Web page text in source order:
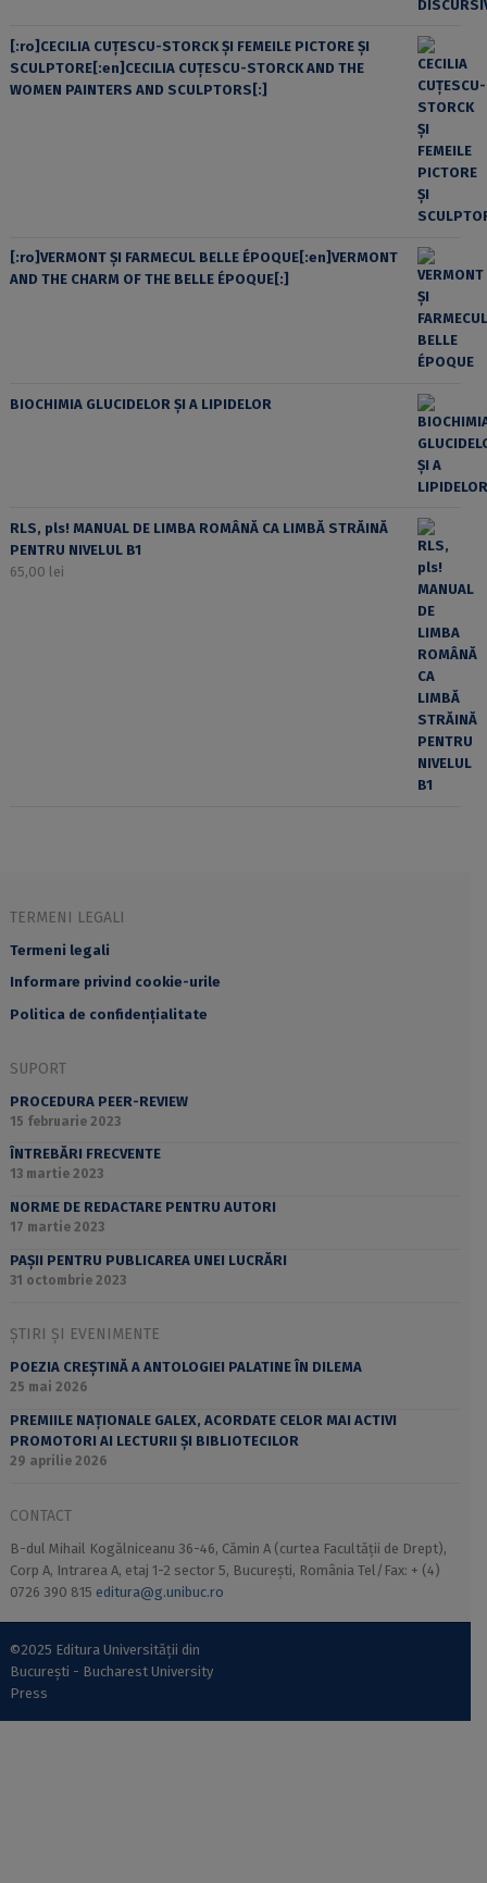
[:ro]CECILIA CUŢESCU-STORCK ŞI FEMEILE PICTORE ŞI
SCULPTORE[:en]CECILIA CUŢESCU-STORCK AND THE
WOMEN PAINTERS AND SCULPTORS[:]
[:ro]VERMONT ȘI FARMECUL BELLE ÉPOQUE[:en]VERMONT
AND THE CHARM OF THE BELLE ÉPOQUE[:]
BIOCHIMIA GLUCIDELOR ȘI A LIPIDELOR
RLS, pls! MANUAL DE LIMBA ROMÂNĂ CA LIMBĂ STRĂINĂ
PENTRU NIVELUL B1
65,00 lei
TERMENI LEGALI
Termeni legali
Informare privind cookie-urile
Politica de confidențialitate
SUPORT
PROCEDURA PEER-REVIEW
15 februarie 2023
ÎNTREBĂRI FRECVENTE
13 martie 2023
NORME DE REDACTARE PENTRU AUTORI
17 martie 2023
PAȘII PENTRU PUBLICAREA UNEI LUCRĂRI
31 octombrie 2023
ȘTIRI ȘI EVENIMENTE
POEZIA CREȘTINĂ A ANTOLOGIEI PALATINE ÎN DILEMA
25 mai 2026
PREMIILE NAȚIONALE GALEX, ACORDATE CELOR MAI ACTIVI
PROMOTORI AI LECTURII ȘI BIBLIOTECILOR
29 aprilie 2026
CONTACT
B-dul Mihail Kogălniceanu 36-46, Cămin A (curtea Facultății de Drept),
Corp A, Intrarea A, etaj 1-2 sector 5, București, România Tel/Fax: + (4)
0726 390 815 editura@g.unibuc.ro
©2025 Editura Universității din
București - Bucharest University
Press